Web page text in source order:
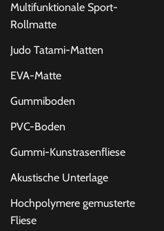
Multifunktionale Sport-
Rollmatte
Judo Tatami-Matten
EVA-Matte
Gummiboden
PVC-Boden
Gummi-Kunstrasenfliese
Akustische Unterlage
Hochpolymere gemusterte
Fliese